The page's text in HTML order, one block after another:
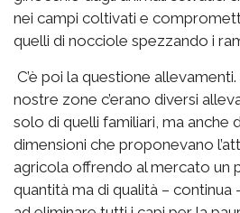
nei campi coltivati e
quelli di nocciole spezzando i
C’è poi la questione
nostre zone c’erano diversi
solo di quelli familiari, ma anche
dimensioni che proponevano
agricola offrendo al mercato un
quantità ma di qualità –